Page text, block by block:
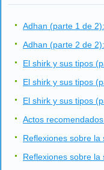
Adhan (parte 1 de
Adhan (parte 2 de
El shirk y sus tipos
El shirk y sus tipos
El shirk y sus tipos
Actos
Reflexiones sobre la
Reflexiones sobre la